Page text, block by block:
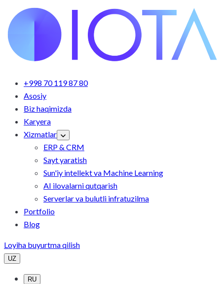
+998 70 119 87 80
Asosiy
Biz haqimizda
Karyera
Xizmatlar
ERP & CRM
Sayt yaratish
Sun'iy intellekt va Machine Learning
AI ilovalarni qutqarish
Serverlar va bulutli infratuzilma
Portfolio
Blog
Loyiha buyurtma qilish
UZ
RU